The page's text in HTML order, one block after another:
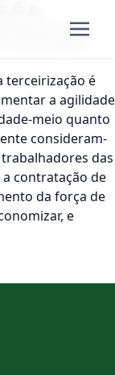
A
QUÊ
terceirização é
a agilidade
meio quanto
consideram-
das
contratação de
da força de
e